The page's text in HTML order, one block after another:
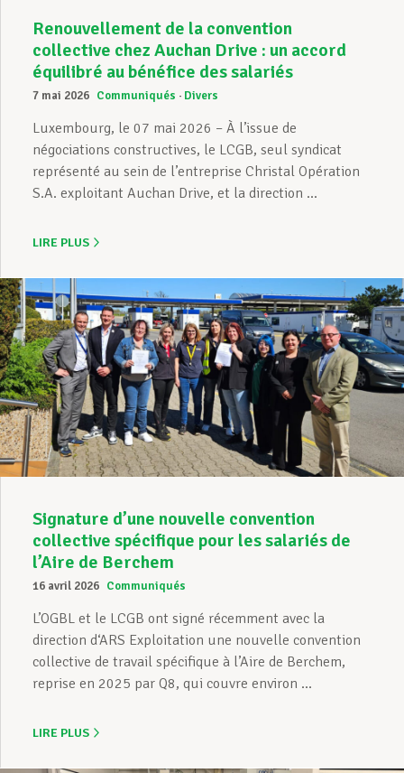
Renouvellement de la convention
collective chez Auchan Drive : un accord
équilibré au bénéfice des salariés
7 mai 2026 Communiqués Divers
Luxembourg, le 07 mai 2026 – À l’issue de
négociations constructives, le LCGB, seul syndicat
représenté au sein de l’entreprise Christal Opération
S.A. exploitant Auchan Drive, et la direction ...
LIRE PLUS
Signature d’une nouvelle convention
collective spécifique pour les salariés de
l’Aire de Berchem
16 avril 2026 Communiqués
L’OGBL et le LCGB ont signé récemment avec la
direction d‘ARS Exploitation une nouvelle convention
collective de travail spécifique à l’Aire de Berchem,
reprise en 2025 par Q8, qui couvre environ ...
LIRE PLUS